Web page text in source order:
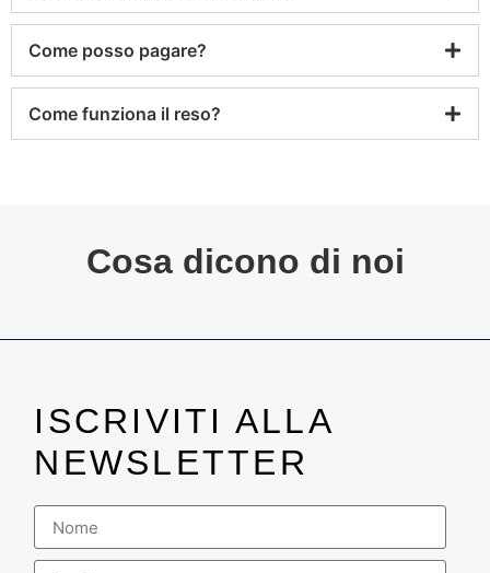
Come posso pagare?
Come funziona il reso?
Cosa dicono di noi
ISCRIVITI ALLA
NEWSLETTER